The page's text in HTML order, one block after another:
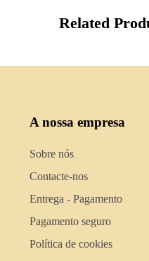
Related
A nossa empresa
Sobre nós
Contacte-nos
Entrega - Pagamento
Pagamento seguro
Política de cookies